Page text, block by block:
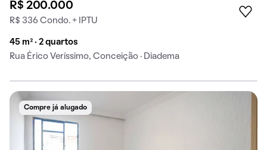
R$ 200.000
R$ 336 Condo. + IPTU
45 m² · 2 quartos
Rua Érico Veríssimo, Conceição · Diadema
Compre já alugado